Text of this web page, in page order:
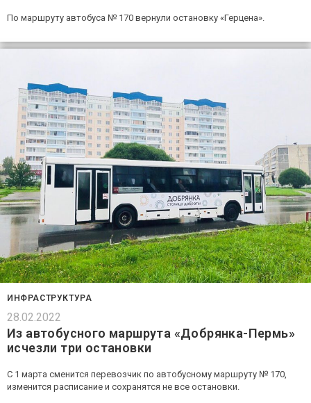
По маршруту автобуса № 170 вернули остановку «Герцена».
ИНФРАСТРУКТУРА
28.02.2022
Из автобусного маршрута «Добрянка-Пермь»
исчезли три остановки
С 1 марта сменится перевозчик по автобусному маршруту № 170,
изменится расписание и сохранятся не все остановки.